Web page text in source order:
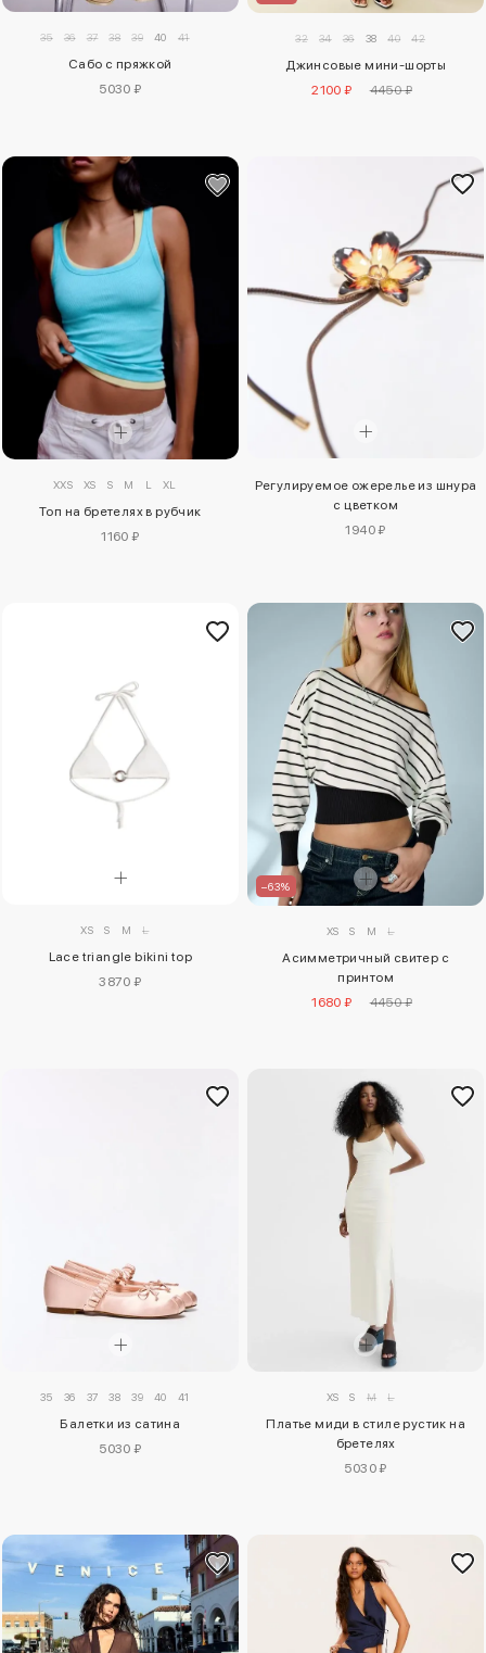
35 36 37 38 39 40 41
Сабо с пряжкой
5030 ₽
32 34 36 38 40 42
Джинсовые мини-шорты
2100 ₽
4450 ₽
XXS XS S M L XL
Топ на бретелях в рубчик
1160 ₽
Регулируемое ожерелье из шнура
с цветком
1940 ₽
XS S M L
Lace triangle bikini top
3870 ₽
–63%
XS S M L
Асимметричный свитер с
принтом
1680 ₽
4450 ₽
35 36 37 38 39 40 41
Балетки из сатина
5030 ₽
XS S M L
Платье миди в стиле рустик на
бретелях
5030 ₽